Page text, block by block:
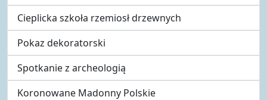
Cieplicka szkoła rzemiosł drzewnych
Pokaz dekoratorski
Spotkanie z archeologią
Koronowane Madonny Polskie